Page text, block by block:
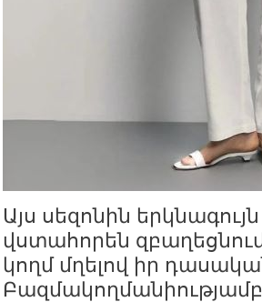
Այս սեզոնին
վստահորեն
կողմ մղելով իր
Բազմակողմանիությամբ